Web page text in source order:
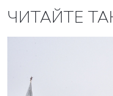
ЧИТАЙТЕ